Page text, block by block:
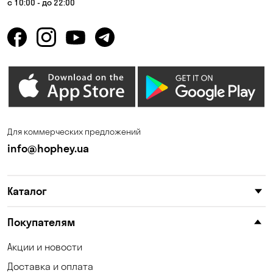
Горишние Плавни
Елизаветовка Зазимье
Каменные Потоки
Клинцы
Корсунцы
Коцюбинское
с 10:00 - до 22:00
Для коммерческих предложений
info@hophey.ua
Каталог
Покупателям
Акции и новости
Доставка и оплата